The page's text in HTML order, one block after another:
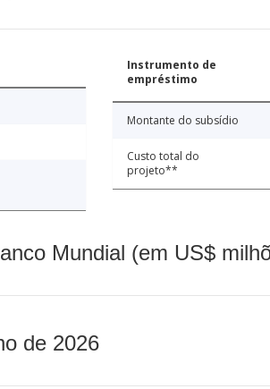
Instrumento de
empréstimo
Montante do subsídio
Custo total do
projeto**
Mundial (em US$
de 2026